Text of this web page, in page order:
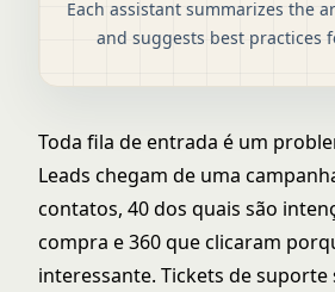
Each assistant summarizes the
and suggests best practices
Toda fila de entrada é um
Leads chegam de uma
contatos, 40 dos quais são
compra e 360 que clicaram
interessante. Tickets de suporte